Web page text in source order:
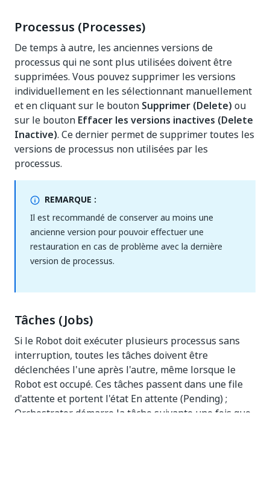
Processus (Processes)
De temps à autre, les anciennes versions de
processus qui ne sont plus utilisées doivent être
supprimées. Vous pouvez supprimer les versions
individuellement en les sélectionnant manuellement
et en cliquant sur le bouton Supprimer (Delete) ou
sur le bouton Effacer les versions inactives (Delete
Inactive). Ce dernier permet de supprimer toutes les
versions de processus non utilisées par les
processus.
REMARQUE :
Il est recommandé de conserver au moins une
ancienne version pour pouvoir effectuer une
restauration en cas de problème avec la dernière
version de processus.
Tâches (Jobs)
Si le Robot doit exécuter plusieurs processus sans
interruption, toutes les tâches doivent être
déclenchées l'une après l'autre, même lorsque le
Robot est occupé. Ces tâches passent dans une file
d'attente et portent l'état En attente (Pending) ;
Orchestrator démarre la tâche suivante une fois que